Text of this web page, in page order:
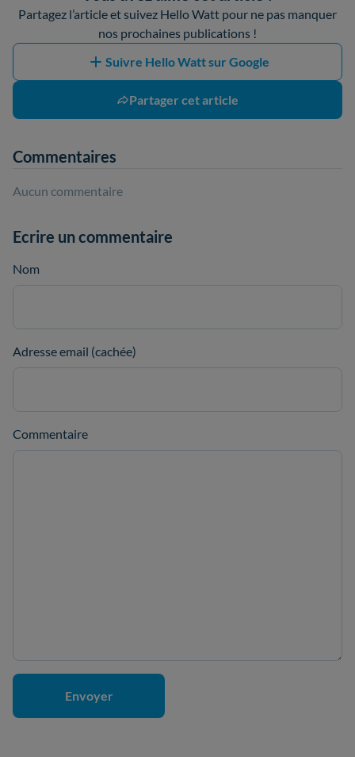
Partagez l’article et suivez Hello Watt pour ne pas manquer
nos prochaines publications !
Suivre Hello Watt sur Google
Partager cet article
Commentaires
Aucun commentaire
Ecrire un commentaire
Nom
Adresse email (cachée)
Commentaire